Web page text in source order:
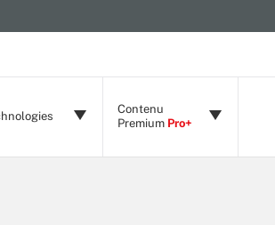
Contenu
Premium Pro+